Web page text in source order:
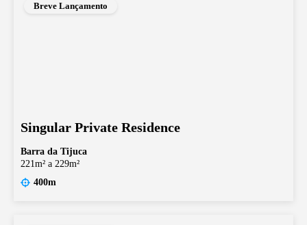
Breve Lançamento
Singular Private Residence
Barra da Tijuca
221m² a 229m²
400m